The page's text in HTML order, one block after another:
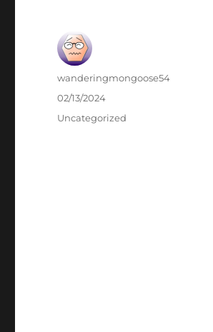
Author
wanderingmongoose54
Posted
02/13/2024
Categories
Uncategorized